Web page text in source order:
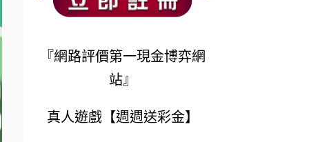
『網路評價第一現金博弈網
站』
真人遊戲【週週送彩金】